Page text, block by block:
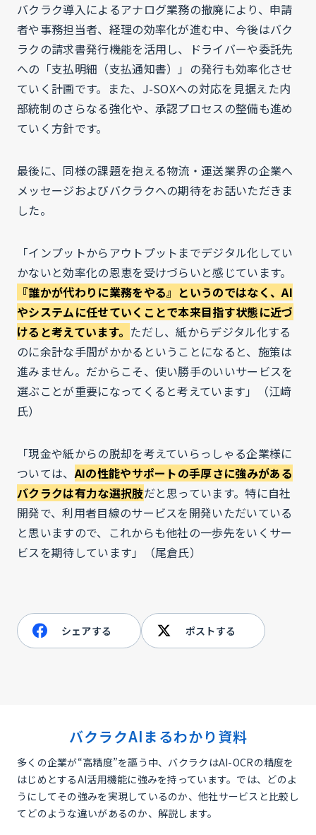
バクラク導入によるアナログ業務の撤廃により、申請
者や事務担当者、経理の効率化が進む中、今後はバク
ラクの請求書発行機能を活用し、ドライバーや委託先
への「支払明細（支払通知書）」の発行も効率化させ
ていく計画です。また、J-SOXへの対応を見据えた内
部統制のさらなる強化や、承認プロセスの整備も進め
ていく方針です。
最後に、同様の課題を抱える物流・運送業界の企業へ
メッセージおよびバクラクへの期待をお話いただきま
した。
「インプットからアウトプットまでデジタル化してい
かないと効率化の恩恵を受けづらいと感じています。
『誰かが代わりに業務をやる』というのではなく、AI
やシステムに任せていくことで本来目指す状態に近づ
けると考えています。 ただし、紙からデジタル化する
のに余計な手間がかかるということになると、施策は
進みません。だからこそ、使い勝手のいいサービスを
選ぶことが重要になってくると考えています」（江﨑
氏）
「現金や紙からの脱却を考えていらっしゃる企業様に
ついては、AIの性能やサポートの手厚さに強みがある
バクラクは有力な選択肢だと思っています。特に自社
開発で、利用者目線のサービスを開発いただいている
と思いますので、これからも他社の一歩先をいくサー
ビスを期待しています」（尾倉氏）
シェアする ポストする
バクラクAIまるわかり資料
多くの企業が“高精度”を謳う中、バクラクはAI-OCRの精度を
はじめとするAI活用機能に強みを持っています。では、どのよ
うにしてその強みを実現しているのか、他社サービスと比較し
てどのような違いがあるのか、解説します。